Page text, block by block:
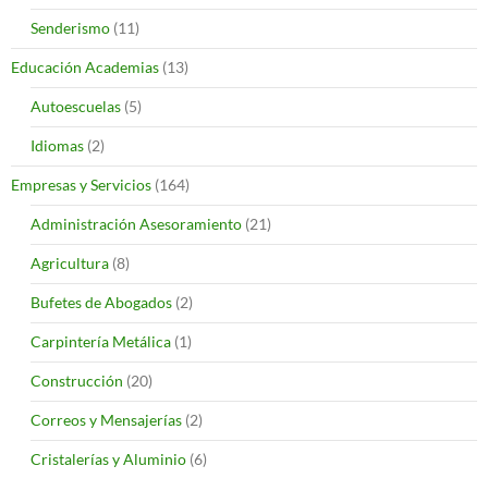
Senderismo (11)
Educación Academias (13)
Autoescuelas (5)
Idiomas (2)
Empresas y Servicios (164)
Administración Asesoramiento (21)
Agricultura (8)
Bufetes de Abogados (2)
Carpintería Metálica (1)
Construcción (20)
Correos y Mensajerías (2)
Cristalerías y Aluminio (6)